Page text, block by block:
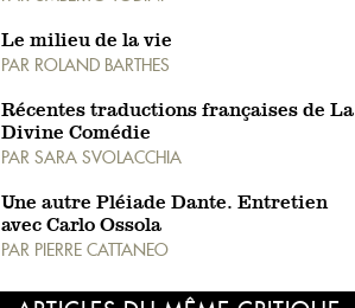
Le milieu de la vie
PAR ROLAND BARTHES
Récentes traductions françaises de La
Divine Comédie
PAR SARA SVOLACCHIA
Une autre Pléiade Dante. Entretien
avec Carlo Ossola
PAR PIERRE CATTANEO